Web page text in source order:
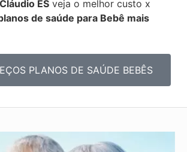
ES veja o melhor custo x
de saúde para Bebê mais
PLANOS DE SAÚDE BEBÊS